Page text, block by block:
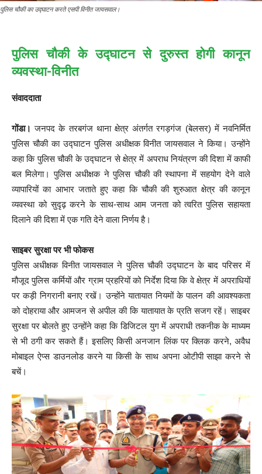
पुलिस चौकी का उद्घाटन करते एसपी विनीत जायसवाल।
पुलिस चौकी के उद्घाटन से दुरुस्त होगी कानून
व्यवस्था-विनीत
संवाददाता
गोंडा। जनपद के तरबगंज थाना क्षेत्र अंतर्गत रगड़गंज (बेलसर) में नवनिर्मित
पुलिस चौकी का उद्घाटन पुलिस अधीक्षक विनीत जायसवाल ने किया। उन्होंने
कहा कि पुलिस चौकी के उद्घाटन से क्षेत्र में अपराध नियंत्रण की दिशा में काफी
बल मिलेगा। पुलिस अधीक्षक ने पुलिस चौकी की स्थापना में सहयोग देने वाले
व्यापारियों का आभार जताते हुए कहा कि चौकी की शुरुआत क्षेत्र की कानून
व्यवस्था को सुदृढ़ करने के साथ-साथ आम जनता को त्वरित पुलिस सहायता
दिलाने की दिशा में एक गति देने वाला निर्णय है।
साइबर सुरक्षा पर भी फोकस
पुलिस अधीक्षक विनीत जायसवाल ने पुलिस चौकी उद्घाटन के बाद परिसर में
मौजूद पुलिस कर्मियों और ग्राम प्रहरियों को निर्देश दिया कि वे क्षेत्र में अपराधियों
पर कड़ी निगरानी बनाए रखें। उन्होंने यातायात नियमों के पालन की आवश्यकता
को दोहराया और आमजन से अपील की कि यातायात के प्रति सजग रहें। साइबर
सुरक्षा पर बोलते हुए उन्होंने कहा कि डिजिटल युग में अपराधी तकनीक के माध्यम
से भी ठगी कर सकते हैं। इसलिए किसी अनजान लिंक पर क्लिक करने, अवैध
मोबाइल ऐप्स डाउनलोड करने या किसी के साथ अपना ओटीपी साझा करने से
बचें।